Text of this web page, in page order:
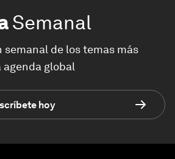
Semanal
semanal de los temas más
global
hoy